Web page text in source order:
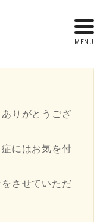
りがとうござ
にはお気を付
させていただ